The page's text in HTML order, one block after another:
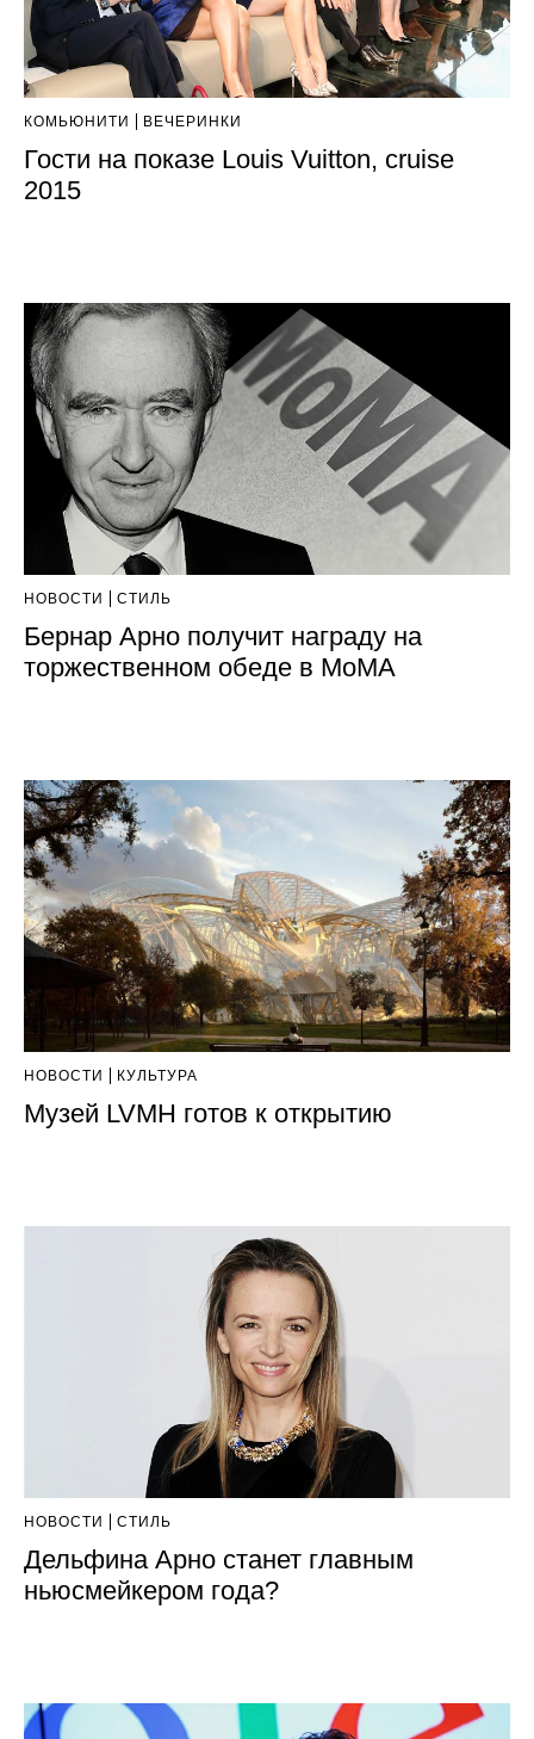
КОМЬЮНИТИ ВЕЧЕРИНКИ
Гости на показе Louis Vuitton, cruise
2015
НОВОСТИ СТИЛЬ
Бернар Арно получит награду на
торжественном обеде в MоMA
НОВОСТИ КУЛЬТУРА
Музей LVMH готов к открытию
НОВОСТИ СТИЛЬ
Дельфина Арно станет главным
ньюсмейкером года?